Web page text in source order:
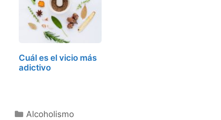
Cuál es el vicio más
adictivo
Categorías
Alcoholismo